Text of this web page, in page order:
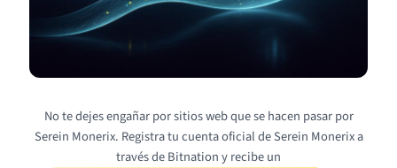
No te dejes engañar por sitios web que se hacen pasar por
Serein Monerix. Registra tu cuenta oficial de Serein Monerix a
través de Bitnation y recibe un